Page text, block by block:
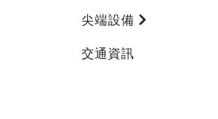
尖端設備
交通資訊